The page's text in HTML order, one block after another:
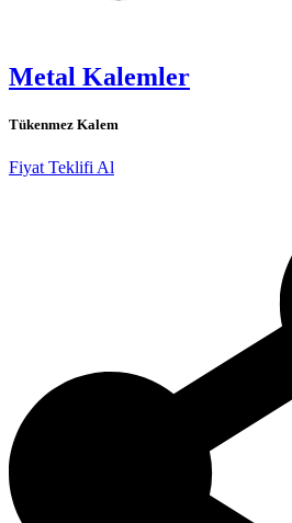
Metal Kalemler
Tükenmez Kalem
Fiyat Teklifi Al